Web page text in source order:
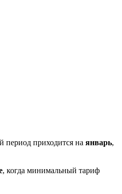
период приходится на январь,
, когда минимальный тариф